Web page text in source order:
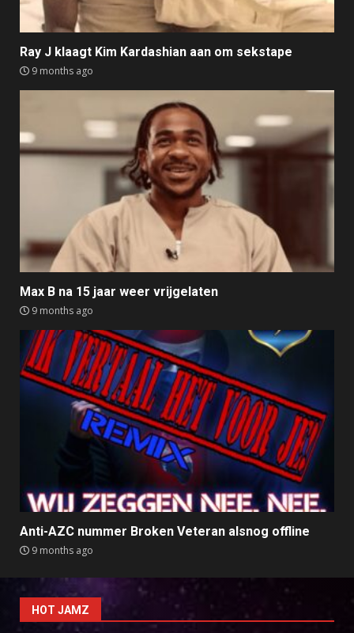
Ray J klaagt Kim Kardashian aan om sekstape
9 months ago
Max B na 15 jaar weer vrijgelaten
9 months ago
Anti-AZC nummer Broken Veteran alsnog offline
9 months ago
HOT JAMZ